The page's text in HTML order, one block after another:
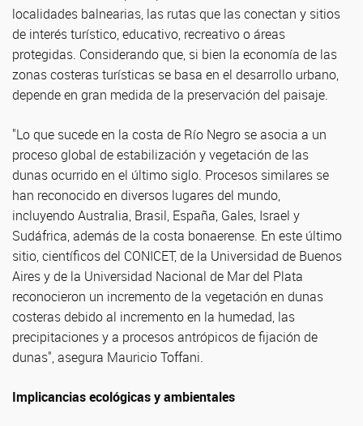
localidades balnearias, las rutas que las conectan y sitios
de interés turístico, educativo, recreativo o áreas
protegidas. Considerando que, si bien la economía de las
zonas costeras turísticas se basa en el desarrollo urbano,
depende en gran medida de la preservación del paisaje.
"Lo que sucede en la costa de Río Negro se asocia a un
proceso global de estabilización y vegetación de las
dunas ocurrido en el último siglo. Procesos similares se
han reconocido en diversos lugares del mundo,
incluyendo Australia, Brasil, España, Gales, Israel y
Sudáfrica, además de la costa bonaerense. En este último
sitio, científicos del CONICET, de la Universidad de Buenos
Aires y de la Universidad Nacional de Mar del Plata
reconocieron un incremento de la vegetación en dunas
costeras debido al incremento en la humedad, las
precipitaciones y a procesos antrópicos de fijación de
dunas", asegura Mauricio Toffani.
Implicancias ecológicas y ambientales